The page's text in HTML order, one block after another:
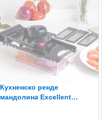
Кухненско ренде
мандолина Excellent